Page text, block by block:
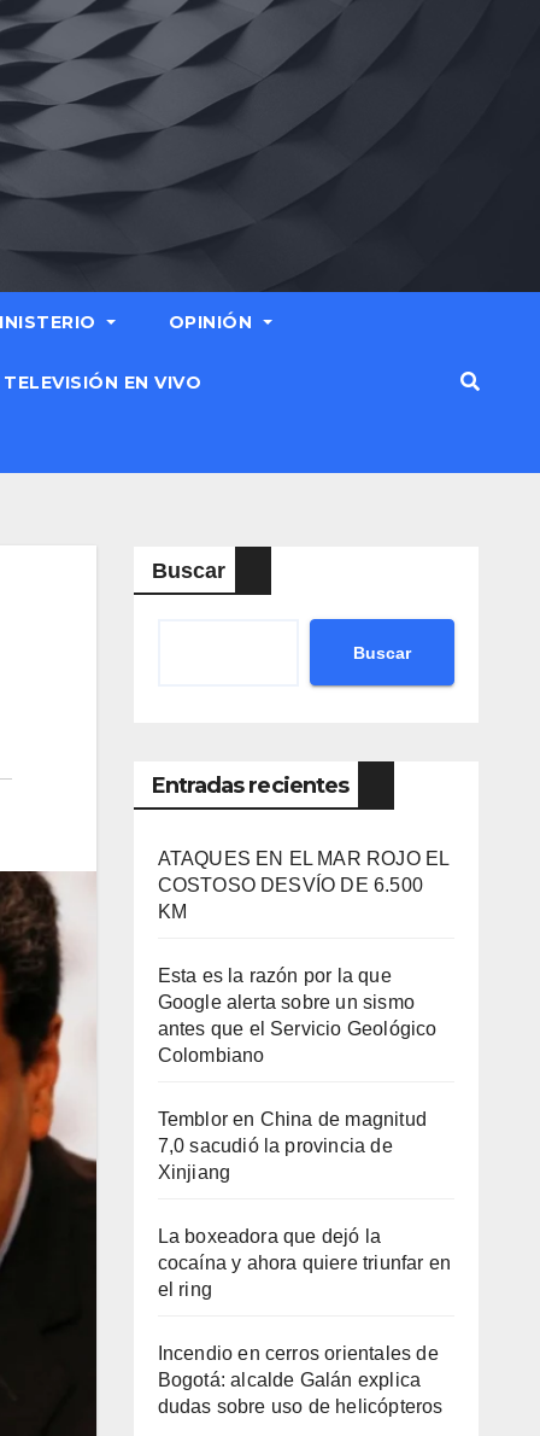
OPINIÓN
TELEVISIÓN EN VIVO
Buscar
Buscar
Entradas recientes
ATAQUES EN EL MAR ROJO EL
COSTOSO DESVÍO DE 6.500
KM
Esta es la razón por la que
Google alerta sobre un sismo
antes que el Servicio Geológico
Colombiano
Temblor en China de magnitud
7,0 sacudió la provincia de
Xinjiang
La boxeadora que dejó la
cocaína y ahora quiere triunfar en
el ring​
Incendio en cerros orientales de
Bogotá: alcalde Galán explica
dudas sobre uso de helicópteros